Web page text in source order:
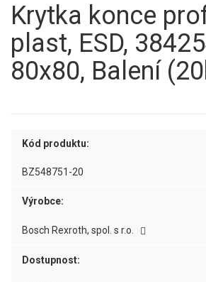
Krytka konce
plast, ESD,
80x80, Balení
Kód produktu:
BZ548751-20
Výrobce:
Bosch Rexroth, spol. s r.o.
Dostupnost: